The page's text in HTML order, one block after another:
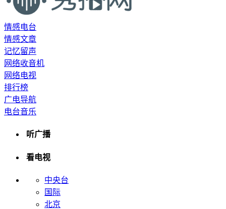
情感电台
情感文章
记忆留声
网络收音机
网络电视
排行榜
广电导航
电台音乐
听广播
看电视
中央台
国际
北京